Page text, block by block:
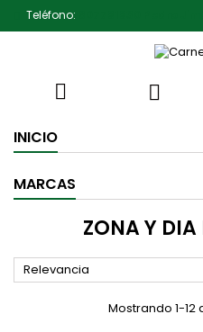
Teléfono:
 
INICIO
MARCAS
ZONA Y DIA
Relevancia
Mostrando 1-